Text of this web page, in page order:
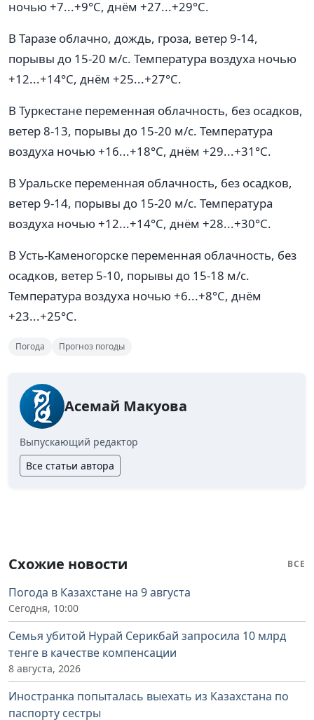
ночью +7...+9°C, днём +27...+29°C.
В Таразе облачно, дождь, гроза, ветер 9-14,
порывы до 15-20 м/с. Температура воздуха ночью
+12...+14°C, днём +25...+27°C.
В Туркестане переменная облачность, без осадков,
ветер 8-13, порывы до 15-20 м/с. Температура
воздуха ночью +16...+18°C, днём +29...+31°C.
В Уральске переменная облачность, без осадков,
ветер 9-14, порывы до 15-20 м/с. Температура
воздуха ночью +12...+14°C, днём +28...+30°C.
В Усть-Каменогорске переменная облачность, без
осадков, ветер 5-10, порывы до 15-18 м/с.
Температура воздуха ночью +6...+8°C, днём
+23...+25°C.
Погода Прогноз погоды
Асемай Макуова
Выпускающий редактор
Все статьи автора
Схожие новости ВСЕ
Погода в Казахстане на 9 августа
Сегодня, 10:00
Семья убитой Нурай Серикбай запросила 10 млрд
тенге в качестве компенсации
8 августа, 2026
Иностранка попыталась выехать из Казахстана по
паспорту сестры